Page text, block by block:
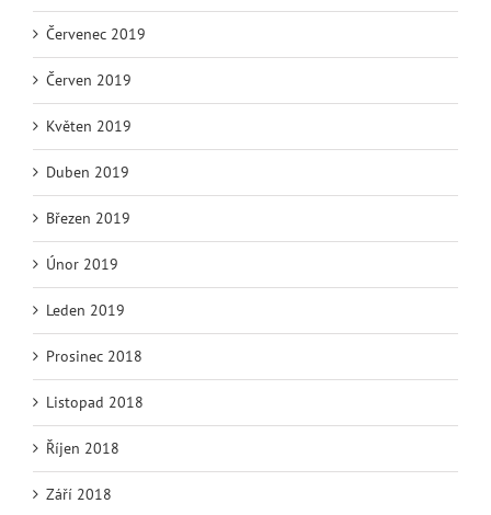
Červenec 2019
Červen 2019
Květen 2019
Duben 2019
Březen 2019
Únor 2019
Leden 2019
Prosinec 2018
Listopad 2018
Říjen 2018
Září 2018